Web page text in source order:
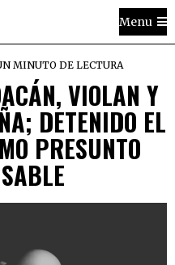
Menu
MINUTO DE LECTURA
VIOLAN Y
DETENIDO EL
PRESUNTO